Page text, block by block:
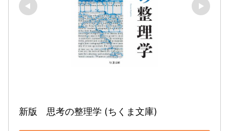
新版　思考の整理学 (ちくま文庫)